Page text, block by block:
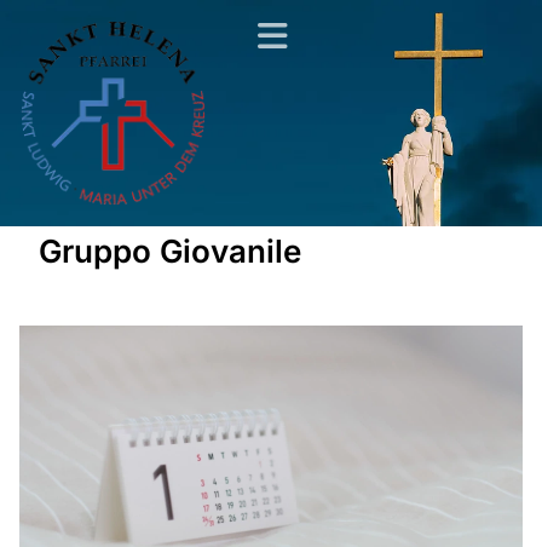
Gruppo Giovanile